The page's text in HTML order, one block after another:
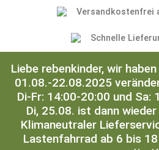
Versandkostenfrei
Schnelle
Liebe rebenkinder, wir
01.08.-22.08.2025
Di-Fr: 14:00-20:00 und Sa:
Di, 25.08. ist dann
Klimaneutraler
Lastenfahrrad ab 6 bis